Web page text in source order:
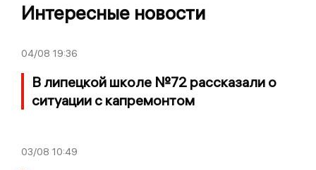
Интересные новости
04/08 19:36
В липецкой школе №72 рассказали о
ситуации с капремонтом
03/08 10:49